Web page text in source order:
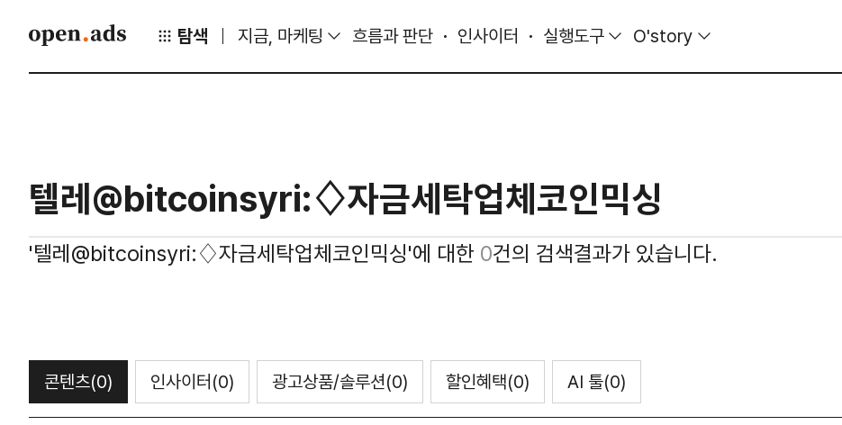
탐색 지금, 마케팅 흐름과 판단 인사이터 실행도구 O'story
'텔레@bitcoinsyri:♢자금세탁업체코인믹싱'에 대한 0건의 검색결과가 있습니다.
콘텐츠(0) 인사이터 (0) 광고상품/솔루션(0) 할인혜택(0) AI 툴(0)